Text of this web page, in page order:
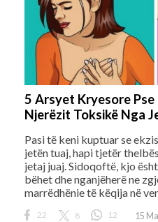
5 Arsyet Kryesore
Njerëzit Toksikë Nga
Pasi të keni kuptuar se
jetën tuaj, hapi tjetër
jetaj juaj. Sidoqoftë, kjo
bëhet dhe nganjëherë ne
marrëdhënie të këqija në
22 8 12 15